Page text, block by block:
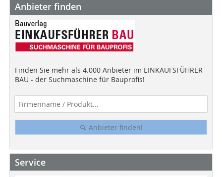
Anbieter finden
Finden Sie mehr als 4.000 Anbieter im EINKAUFSFÜHRER
BAU - der Suchmaschine für Bauprofis!
Anbieter finden!
Service